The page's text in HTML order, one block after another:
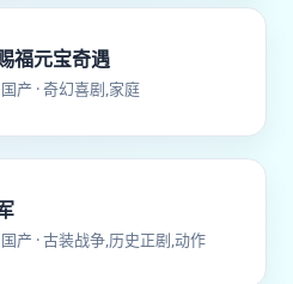
福元宝奇遇
国产 · 奇幻喜剧,家庭
国产 · 古装战争,历史正剧,动作